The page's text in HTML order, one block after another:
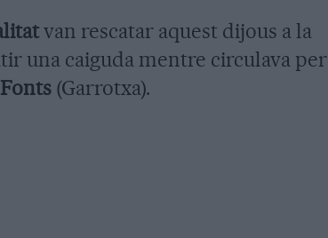
van rescatar aquest dijous a la
una caiguda mentre circulava per
(Garrotxa).